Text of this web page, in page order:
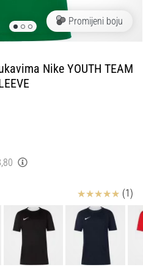
Promijeni boju
Nike YOUTH TEAM
Ocjena proizvoda
(1)